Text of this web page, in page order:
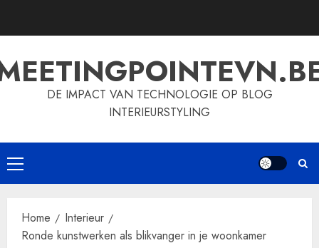
DE IMPACT VAN TECHNOLOGIE OP BLOG
INTERIEURSTYLING
Primary
Menu
Home
Interieur
Ronde kunstwerken als blikvanger in je woonkamer